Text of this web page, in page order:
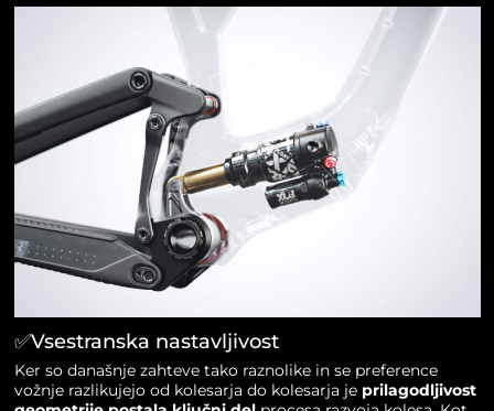
✅Vsestranska nastavljivost
Ker so današnje zahteve tako raznolike in se preference
vožnje razlikujejo od kolesarja do kolesarja je prilagodljivost